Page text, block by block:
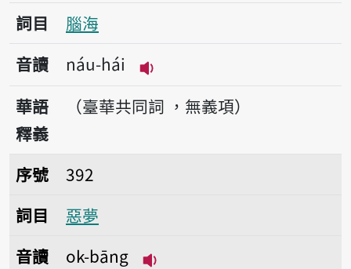
詞目
腦海
音讀
náu-hái
播放音讀náu-hái
華語
釋義
（臺華共同詞 ，無義項）
序號392惡夢
序號
392
詞目
惡夢
音讀
ok-bāng